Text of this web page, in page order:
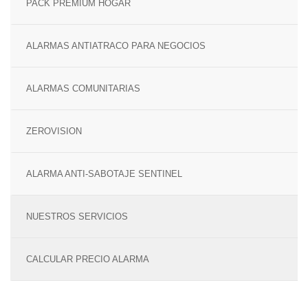
PACK PREMIUM HOGAR
ALARMAS ANTIATRACO PARA NEGOCIOS
ALARMAS COMUNITARIAS
ZEROVISION
ALARMA ANTI-SABOTAJE SENTINEL
NUESTROS SERVICIOS
CALCULAR PRECIO ALARMA